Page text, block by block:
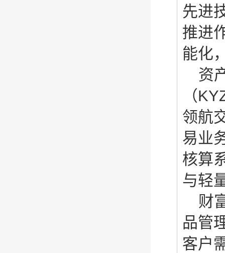
先进
推进
能化
资
（
领航
易业
核算
与轻
财
品管
客户